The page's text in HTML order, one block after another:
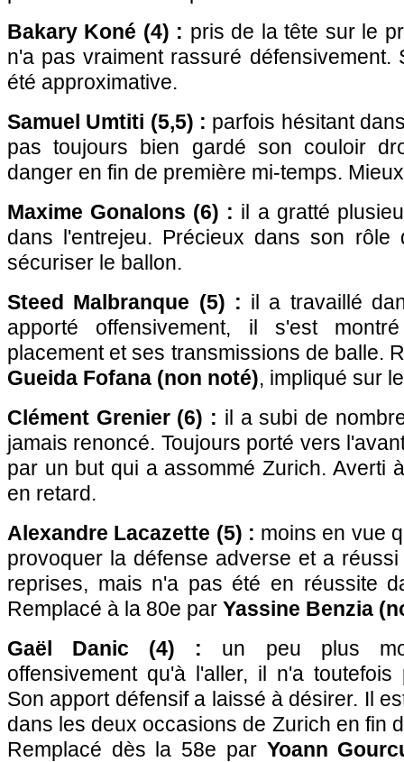
Bakary Koné (4) : pris de la tête sur le
n'a pas vraiment rassuré défensivement.
été approximative.
Samuel Umtiti (5,5) : parfois hésitant
pas toujours bien gardé son couloir
danger en fin de première mi-temps.
Maxime Gonalons (6) : il a gratté
dans l'entrejeu. Précieux dans son
sécuriser le ballon.
Steed Malbranque (5) : il a travaillé
apporté offensivement, il s'est
placement et ses transmissions de balle.
Gueida Fofana (non noté), impliqué sur
Clément Grenier (6) : il a subi de
jamais renoncé. Toujours porté vers
par un but qui a assommé Zurich. Averti
en retard.
Alexandre Lacazette (5) : moins en vue
provoquer la défense adverse et a
reprises, mais n'a pas été en réussite
Remplacé à la 80e par Yassine Benzia
Gaël Danic (4) : un peu plus
offensivement qu'à l'aller, il n'a
Son apport défensif a laissé à désirer. Il
dans les deux occasions de Zurich en fin
Remplacé dès la 58e par Yoann